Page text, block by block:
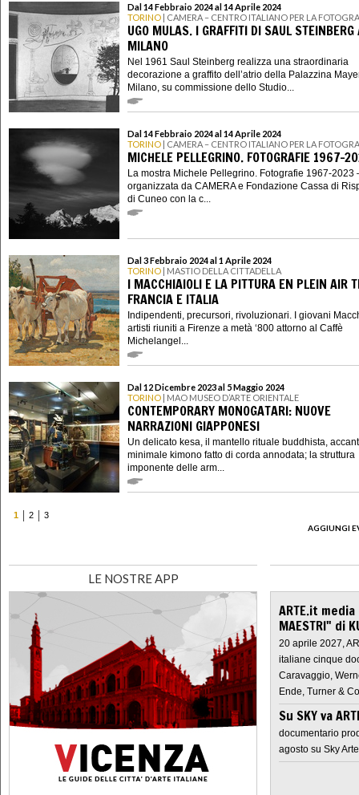
Dal 14 Febbraio 2024 al 14 Aprile 2024
TORINO | CAMERA – CENTRO ITALIANO PER LA
UGO MULAS. I GRAFFITI DI SAUL STEINBERG
MILANO
Nel 1961 Saul Steinberg realizza una straordinaria
decorazione a graffito dell’atrio della Palazzina
Milano, su commissione dello Studio...
Dal 14 Febbraio 2024 al 14 Aprile 2024
TORINO | CAMERA – CENTRO ITALIANO PER LA
MICHELE PELLEGRINO. FOTOGRAFIE 1967-
La mostra Michele Pellegrino. Fotografie 1967-2023
organizzata da CAMERA e Fondazione Cassa di
di Cuneo con la c...
Dal 3 Febbraio 2024 al 1 Aprile 2024
TORINO | MASTIO DELLA CITTADELLA
I MACCHIAIOLI E LA PITTURA EN PLEIN AIR
FRANCIA E ITALIA
Indipendenti, precursori, rivoluzionari. I giovani
artisti riuniti a Firenze a metà ‘800 attorno al Caffè
Michelangel...
Dal 12 Dicembre 2023 al 5 Maggio 2024
TORINO | MAO MUSEO D’ARTE ORIENTALE
CONTEMPORARY MONOGATARI: NUOVE
NARRAZIONI GIAPPONESI
Un delicato kesa, il mantello rituale buddhista,
minimale kimono fatto di corda annodata; la struttura
imponente delle arm...
1 2
3
AGGIUNGI
LE NOSTRE APP
ARTE.it
MAESTRI" di
20 aprile 2027,
italiane cinque
Caravaggio,
Ende, Turner &
Su SKY va
documentario
agosto su Sky Arte